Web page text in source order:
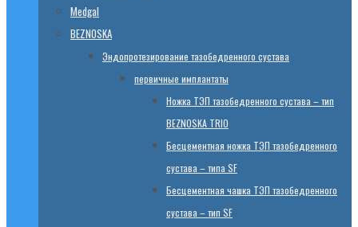
Medgal
BEZNOSKA
Эндопротезированиe тазобедренного сустава
первичные имплантаты
Ножка ТЭП тазобедренного сустава – тип
BEZNOSKA TRIO
Бесцементная ножка ТЭП тазобедренного
сустава – типа SF
Бесцементная чашка ТЭП тазобедренного
сустава – тип SF